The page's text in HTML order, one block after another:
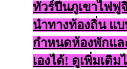
ทัวร์ปีนภูเขาไฟฟู
นำทางท้องถิ่น แ
กำหนดห้องพักแ
เองได้! ดูเพิ่มเติม